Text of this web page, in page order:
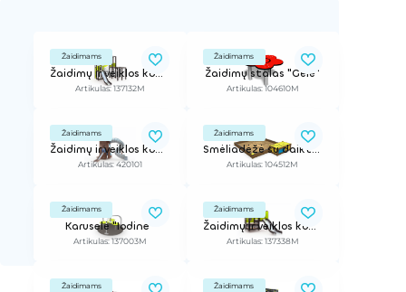
Žaidimams
Žaidimų ir veiklos kompleksas
Artikulas: 137132M
Žaidimams
Žaidimų stalas "Gėlė"
Artikulas: 104610M
Žaidimams
Žaidimų ir veiklos kompleksas
Artikulas: 420101
Žaidimams
Smėliadėžė su daiktadėže, 4,1x3,3 m
Artikulas: 104512M
Žaidimams
Karuselė "Iodine"
Artikulas: 137003M
Žaidimams
Žaidimų ir veiklos kompleksas
Artikulas: 137338M
Žaidimams Žaidimams